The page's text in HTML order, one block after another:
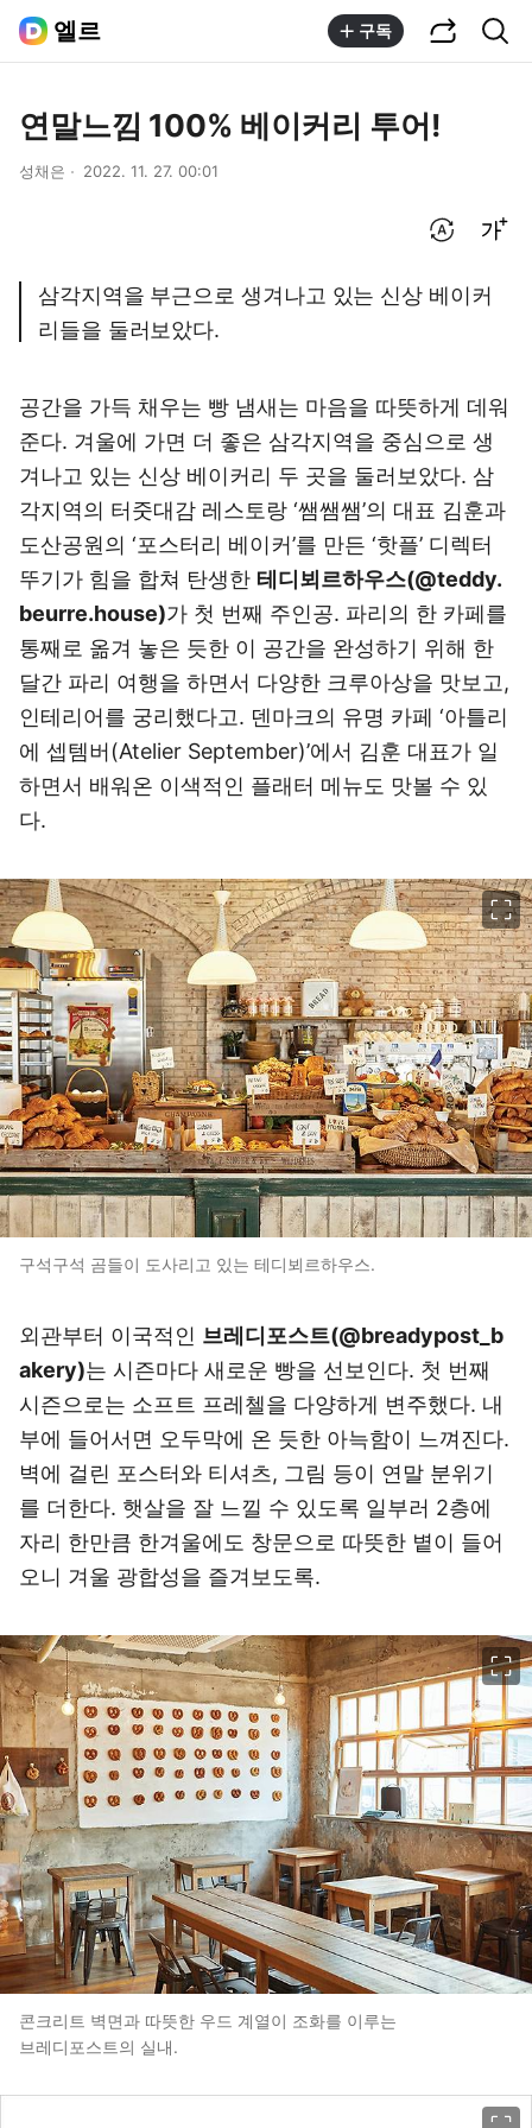
엘르 구독
연말느낌 100% 베이커리 투어!
성채은 2022. 11. 27. 00:01
삼각지역을 부근으로 생겨나고 있는 신상 베이커
리들을 둘러보았다.
공간을 가득 채우는 빵 냄새는 마음을 따뜻하게 데워
준다. 겨울에 가면 더 좋은 삼각지역을 중심으로 생
겨나고 있는 신상 베이커리 두 곳을 둘러보았다. 삼
각지역의 터줏대감 레스토랑 ‘쌤쌤쌤’의 대표 김훈과
도산공원의 ‘포스터리 베이커’를 만든 ‘핫플’ 디렉터
뚜기가 힘을 합쳐 탄생한 테디뵈르하우스(@teddy.
beurre.house)가 첫 번째 주인공. 파리의 한 카페를
통째로 옮겨 놓은 듯한 이 공간을 완성하기 위해 한
달간 파리 여행을 하면서 다양한 크루아상을 맛보고,
인테리어를 궁리했다고. 덴마크의 유명 카페 ‘아틀리
에 셉템버(Atelier September)’에서 김훈 대표가 일
하면서 배워온 이색적인 플래터 메뉴도 맛볼 수 있
다.
구석구석 곰들이 도사리고 있는 테디뵈르하우스.
외관부터 이국적인 브레디포스트(@breadypost_b
akery)는 시즌마다 새로운 빵을 선보인다. 첫 번째
시즌으로는 소프트 프레첼을 다양하게 변주했다. 내
부에 들어서면 오두막에 온 듯한 아늑함이 느껴진다.
벽에 걸린 포스터와 티셔츠, 그림 등이 연말 분위기
를 더한다. 햇살을 잘 느낄 수 있도록 일부러 2층에
자리 한만큼 한겨울에도 창문으로 따뜻한 볕이 들어
오니 겨울 광합성을 즐겨보도록.
콘크리트 벽면과 따뜻한 우드 계열이 조화를 이루는
브레디포스트의 실내.